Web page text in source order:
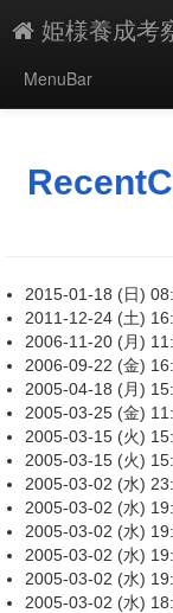
姫様養成考
MenuBar
最終更新
2015-01-18 (日)
2011-12-24 (土)
2006-11-20 (月)
2006-09-22 (金)
2005-04-18 (月)
2005-03-25 (金)
2005-03-15 (火)
2005-03-15 (火)
2005-03-02 (水)
2005-03-02 (水)
2005-03-02 (水)
2005-03-02 (水)
2005-03-02 (水)
2005-03-02 (水)